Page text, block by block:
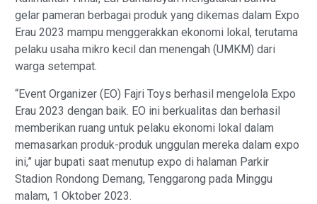
gelar pameran berbagai produk yang dikemas dalam Expo
Erau 2023 mampu menggerakkan ekonomi lokal, terutama
pelaku usaha mikro kecil dan menengah (UMKM) dari
warga setempat.
“Event Organizer (EO) Fajri Toys berhasil mengelola Expo
Erau 2023 dengan baik. EO ini berkualitas dan berhasil
memberikan ruang untuk pelaku ekonomi lokal dalam
memasarkan produk-produk unggulan mereka dalam expo
ini,” ujar bupati saat menutup expo di halaman Parkir
Stadion Rondong Demang, Tenggarong pada Minggu
malam, 1 Oktober 2023.